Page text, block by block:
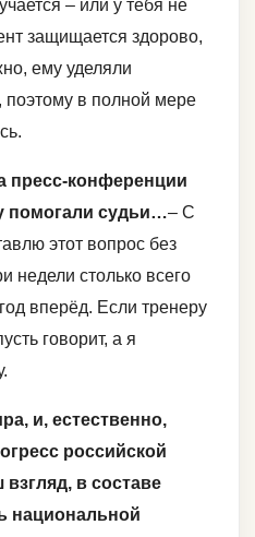
– или у тебя не
защищается здорово,
ему уделяли
в полной мере
пресс-конференции
помогали судьи…– С
этот вопрос без
недели столько всего
вперёд. Если тренеру
говорит, а я
и, естественно,
российской
в составе
национальной